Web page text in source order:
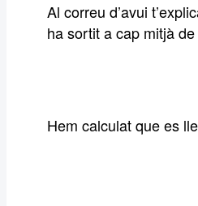
Al correu d’avui
ha sortit a cap mitjà
Hem calculat que es